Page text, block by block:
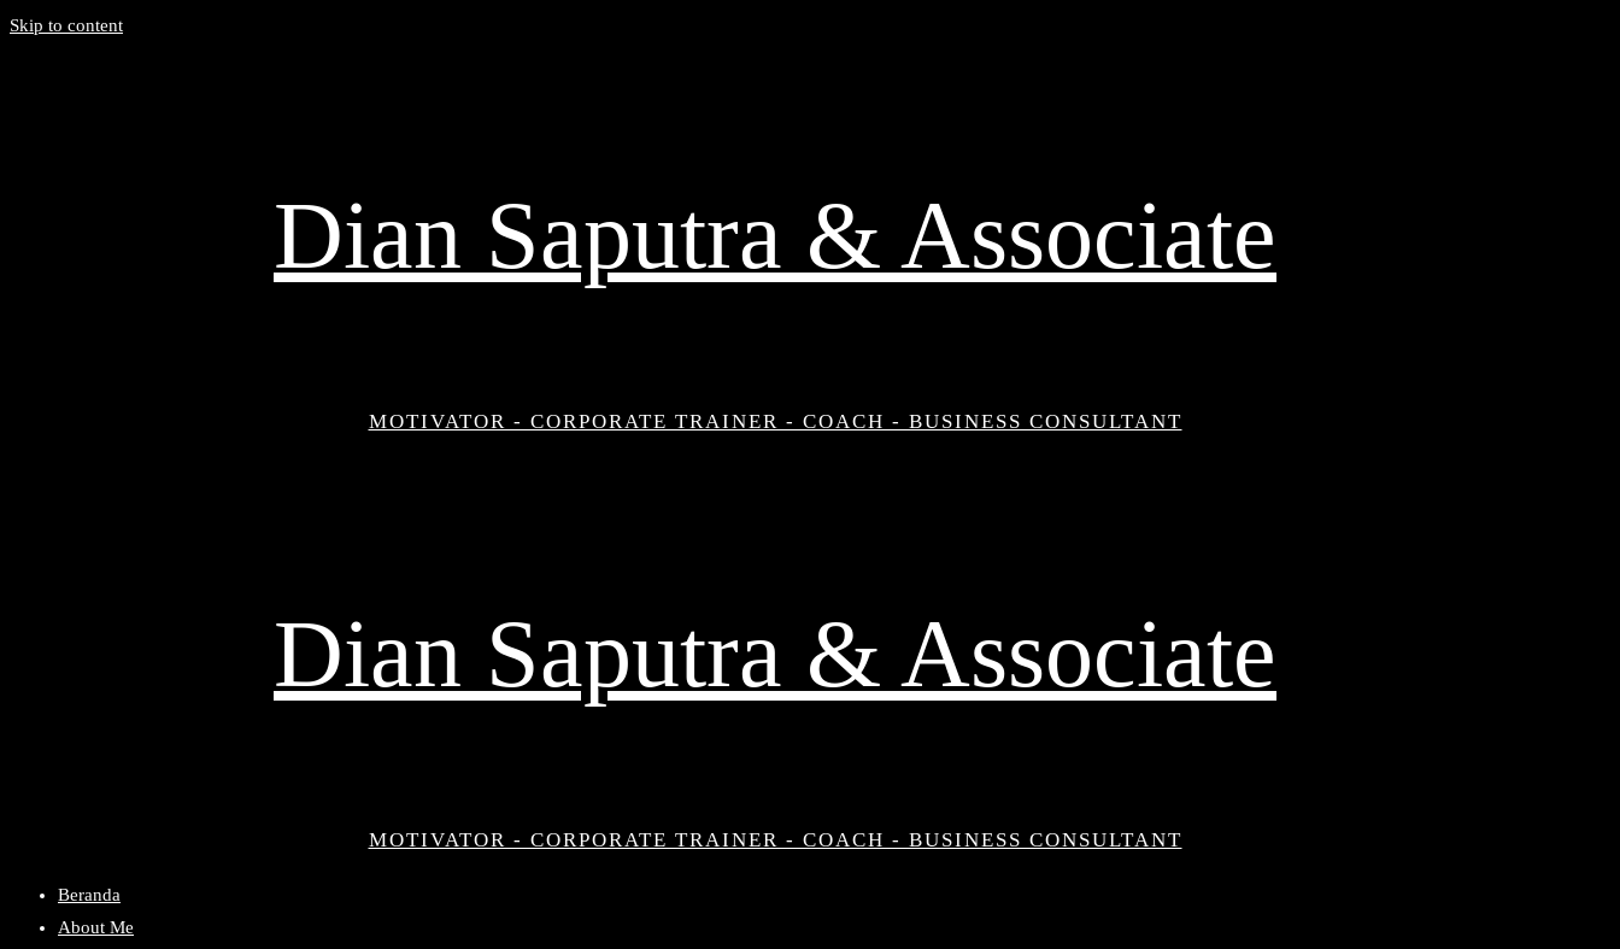
Skip to content
Dian Saputra & Associate
MOTIVATOR - CORPORATE TRAINER - COACH - BUSINESS CONSULTANT
Dian Saputra & Associate
MOTIVATOR - CORPORATE TRAINER - COACH - BUSINESS CONSULTANT
Beranda
About Me